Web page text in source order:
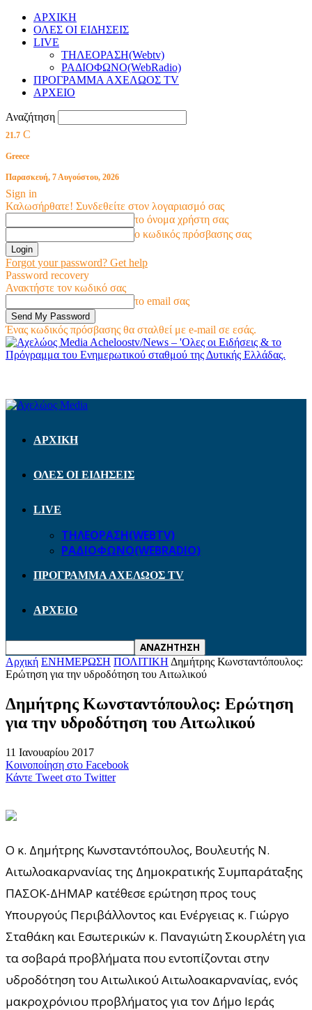
ΑΡΧΙΚΗ
ΟΛΕΣ ΟΙ ΕΙΔΗΣΕΙΣ
LIVE
ΤΗΛΕΟΡΑΣΗ(Webtv)
ΡΑΔΙΟΦΩΝΟ(WebRadio)
ΠΡΟΓΡΑΜΜΑ ΑΧΕΛΩΟΣ TV
ΑΡΧΕΙΟ
Αναζήτηση
21.7 C
Greece
Παρασκευή, 7 Αυγούστου, 2026
Sign in
Καλωσήρθατε! Συνδεθείτε στον λογαριασμό σας
το όνομα χρήστη σας
ο κωδικός πρόσβασης σας
Forgot your password? Get help
Password recovery
Ανακτήστε τον κωδικό σας
το email σας
Ένας κωδικός πρόσβασης θα σταλθεί με e-mail σε εσάς.
Acheloostv/News – 'Ολες οι Ειδήσεις & το
Πρόγραμμα του Ενημερωτικού σταθμού της Δυτικής Ελλάδας.
ΑΡΧΙΚΗ
ΟΛΕΣ ΟΙ ΕΙΔΗΣΕΙΣ
LIVE
ΤΗΛΕΟΡΑΣΗ(WEBTV)
ΡΑΔΙΟΦΩΝΟ(WEBRADIO)
ΠΡΟΓΡΑΜΜΑ ΑΧΕΛΩΟΣ TV
ΑΡΧΕΙΟ
Αρχική ΕΝΗΜΕΡΩΣΗ ΠΟΛΙΤΙΚΗ Δημήτρης Κωνσταντόπουλος:
Ερώτηση για την υδροδότηση του Αιτωλικού
Δημήτρης Κωνσταντόπουλος: Ερώτηση
για την υδροδότηση του Αιτωλικού
11 Ιανουαρίου 2017
Κοινοποίηση στο Facebook
Κάντε Tweet στο Twitter
Ο κ. Δημήτρης Κωνσταντόπουλος, Βουλευτής Ν.
Αιτωλοακαρνανίας της Δημοκρατικής Συμπαράταξης
ΠΑΣΟΚ-ΔΗΜΑΡ κατέθεσε ερώτηση προς τους
Υπουργούς Περιβάλλοντος και Ενέργειας κ. Γιώργο
Σταθάκη και Εσωτερικών κ. Παναγιώτη Σκουρλέτη για
τα σοβαρά προβλήματα που εντοπίζονται στην
υδροδότηση του Αιτωλικού Αιτωλοακαρνανίας, ενός
μακροχρόνιου προβλήματος για τον Δήμο Ιεράς